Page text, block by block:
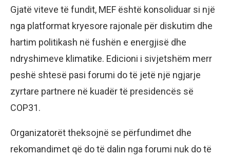
Gjatë viteve të fundit, MEF është konsoliduar si një
nga platformat kryesore rajonale për diskutim dhe
hartim politikash në fushën e energjisë dhe
ndryshimeve klimatike. Edicioni i sivjetshëm merr
peshë shtesë pasi forumi do të jetë një ngjarje
zyrtare partnere në kuadër të presidencës së
COP31.
Organizatorët theksojnë se përfundimet dhe
rekomandimet që do të dalin nga forumi nuk do të